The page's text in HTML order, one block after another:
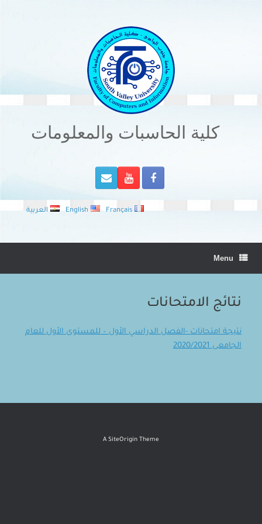
كلية الحاسبات والمعلومات
العربية English Français
Menu
نتائج الامتحانات
نتيجة امتحانات -الفصل الدراسي الأول – للمستوى الأول للعام
الجامعى 2020/2021
A SiteOrigin Theme